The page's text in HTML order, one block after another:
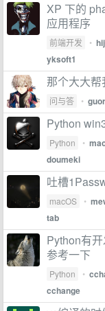
XP 下的
应用程序
前端开发 •
yksoft1
那个大大帮
问与答 •
Python
Python •
doumeki
吐槽
macOS •
tab
Python有
参考一下
Python •
cchange